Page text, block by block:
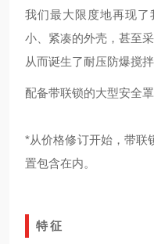
我们最大限度地再现
小、紧凑的外壳，甚至
从而诞生了耐压防爆搅
配备带联锁的大型安全
*从价格修订开始，带联
置包含在内。
特征